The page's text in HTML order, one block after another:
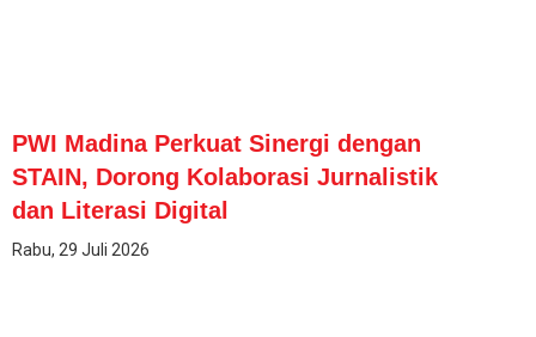
PWI Madina Perkuat Sinergi dengan
STAIN, Dorong Kolaborasi Jurnalistik
dan Literasi Digital
Rabu, 29 Juli 2026